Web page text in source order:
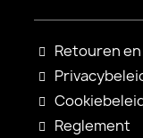
Retouren
Reglement